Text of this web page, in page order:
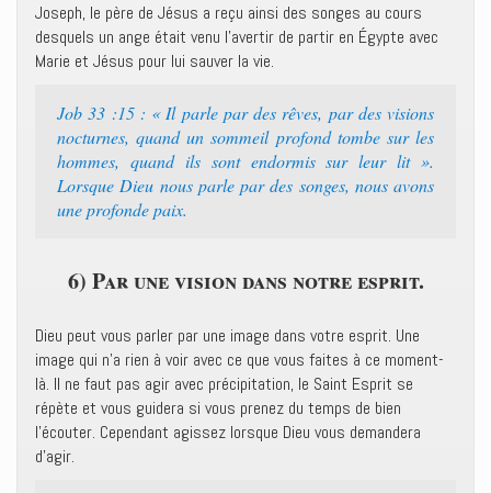
Joseph, le père de Jésus a reçu ainsi des songes au cours
desquels un ange était venu l’avertir de partir en Égypte avec
Marie et Jésus pour lui sauver la vie.
Job 33 :15 : « Il parle par des rêves, par des visions
nocturnes, quand un sommeil profond tombe sur les
hommes, quand ils sont endormis sur leur lit ».
Lorsque Dieu nous parle par des songes, nous avons
une profonde paix.
6) Par une vision dans notre esprit.
Dieu peut vous parler par une image dans votre esprit. Une
image qui n’a rien à voir avec ce que vous faites à ce moment-
là. Il ne faut pas agir avec précipitation, le Saint Esprit se
répète et vous guidera si vous prenez du temps de bien
l’écouter. Cependant agissez lorsque Dieu vous demandera
d’agir.